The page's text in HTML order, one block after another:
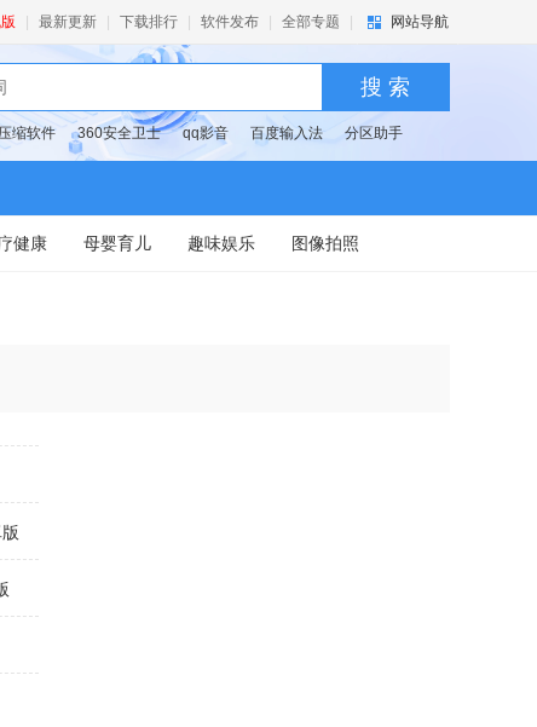
最新更新 下载排行 软件发布 全部专题 网站导航
搜 索
缩软件 360安全卫士 qq影音 百度输入法 分区助手
健康 母婴育儿 趣味娱乐 图像拍照